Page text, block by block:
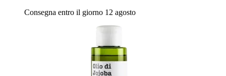
Consegna entro il giorno 12 agosto